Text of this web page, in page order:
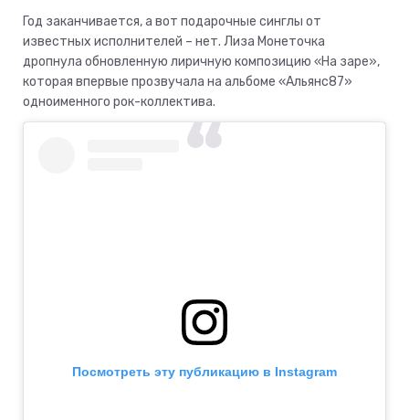
Год заканчивается, а вот подарочные синглы от
известных исполнителей – нет. Лиза Монеточка
дропнула обновленную лиричную композицию «На заре»,
которая впервые прозвучала на альбоме «Альянс87»
одноименного рок-коллектива.
Посмотреть эту публикацию в Instagram